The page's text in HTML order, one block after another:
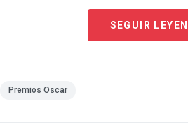
Covid-19 en 2020, cuando las
En su lugar, los largometrajes
SEGUIR
Premios Oscar